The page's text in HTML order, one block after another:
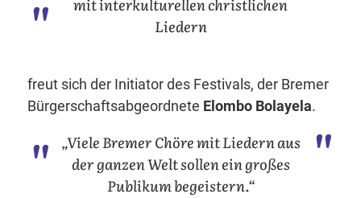
mit interkulturellen christlichen
Liedern
freut sich der Initiator des Festivals, der Bremer
Bürgerschaftsabgeordnete Elombo Bolayela.
„Viele Bremer Chöre mit Liedern aus
der ganzen Welt sollen ein großes
Publikum begeistern.“